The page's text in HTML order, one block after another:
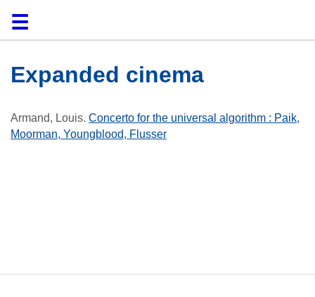
DomůKolekce
Prohlížení
Vyhledávání
O platformě
Nápověda
KontaktDigitalia
expanded cinema
Armand, Louis. Concerto for the universal algorithm : Paik,
Moorman, Youngblood, Flusser